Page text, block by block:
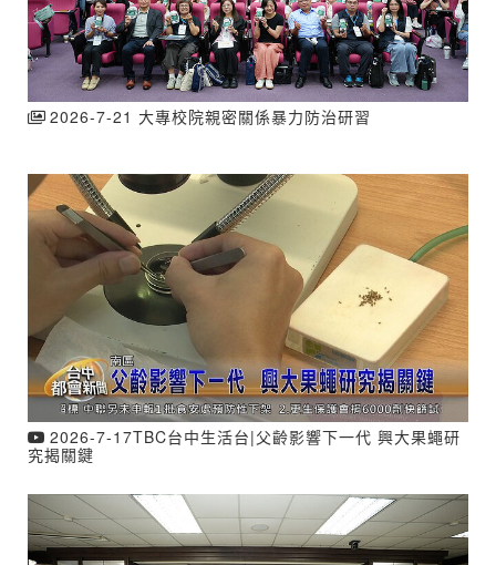
2026-7-21 大專校院親密關係暴力防治研習
2026-7-17TBC台中生活台|父齡影響下一代 興大果蠅研
究揭關鍵